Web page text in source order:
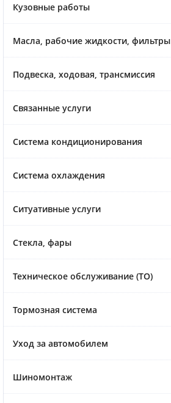
Кузовные работы
Масла, рабочие жидкости, фильтры
Подвеска, ходовая, трансмиссия
Связанные услуги
Система кондиционирования
Система охлаждения
Ситуативные услуги
Стекла, фары
Техническое обслуживание (ТО)
Тормозная система
Уход за автомобилем
Шиномонтаж